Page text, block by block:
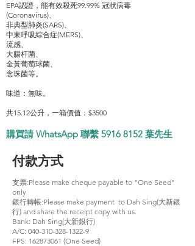
EPA認證，能有效殺死99.99% 冠狀病毒
(Coronavirus)、
非典型肺炎(SARS)、
中東呼吸綜合症(MERS)、
流感、
大腸杆菌、
金黃葡萄球菌、
念珠菌等。
味道：無味。
共15.12公升，一箱價值：$3500
購買請 WhatsApp 聯繫 5916 8152 葉先生
付款方式
支票:Please make cheque payable to "One Seed"
only
銀行轉帳:Please make payment to Dah Sing(大新銀
行) and share the receipt copy with us.
Bank: Dah Sing(大新銀行)
A/C: 040-310-328-1322-9
FPS: 162873061 (One Seed)